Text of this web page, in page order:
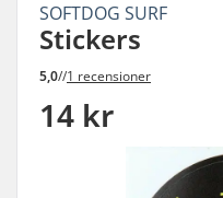
SOFTDOG SURF
Stickers
5,0//1 recensioner
14 kr